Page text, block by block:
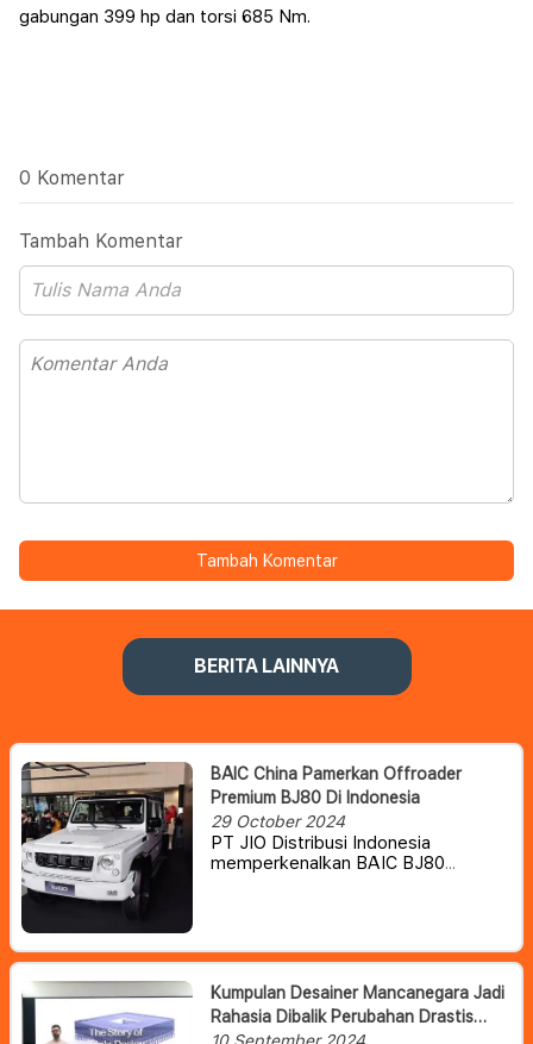
gabungan 399 hp dan torsi 685 Nm.
0 Komentar
Tambah Komentar
Tambah Komentar
BERITA LAINNYA
BAIC China Pamerkan Offroader
Premium BJ80 Di Indonesia
29 October 2024
PT JIO Distribusi Indonesia
memperkenalkan BAIC BJ80
ke Tanah Air?
Kumpulan Desainer Mancanegara Jadi
Rahasia Dibalik Perubahan Drastis